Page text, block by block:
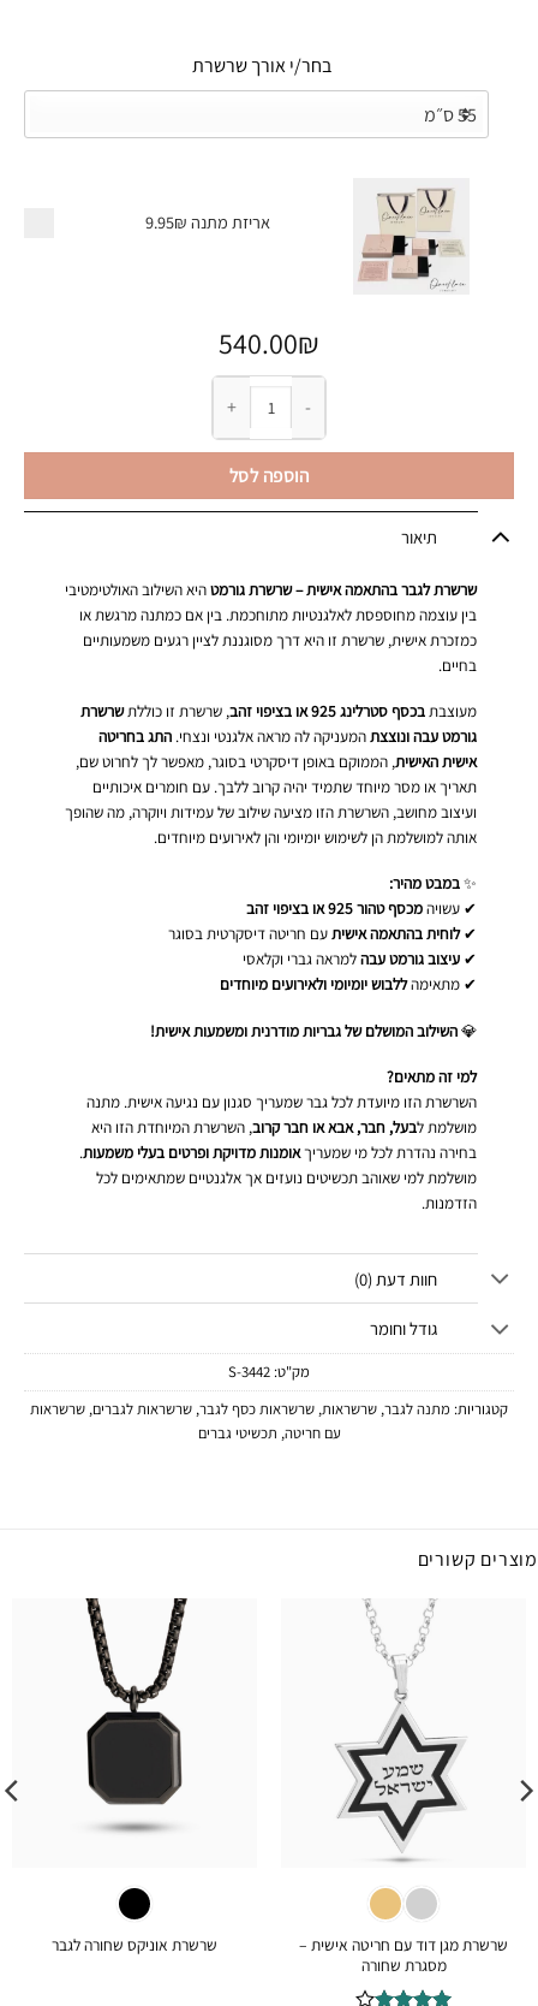
בחר/י אורך שרשרת
אריזת מתנה 9.95₪
540.00₪
כמות של שרשרת גורמט עבה לגבר עם תג בחריטה
הוספה לסל
תיאור
שרשרת לגבר בהתאמה אישית – שרשרת גורמטהיא השילוב האולטימטיבי
בין עוצמה מחוספסת לאלגנטיות מתוחכמת. בין אם כמתנה מרגשת או
כמזכרת אישית, שרשרת זו היא דרך מסוגננת לציין רגעים משמעותיים
בחיים.
מעוצבתבכסף סטרלינג 925 או בציפוי זהב , שרשרת זו כוללתשרשרת
גורמט עבה ונוצצתהמעניקה לה מראה אלגנטי ונצחי. התג בחריטה
אישית האישית, הממוקם באופן דיסקרטי בסוגר, מאפשר לך לחרוט שם,
תאריך או מסר מיוחד שתמיד יהיה קרוב ללבך. עם חומרים איכותיים
ועיצוב מחושב, השרשרת הזו מציעה שילוב של עמידות ויוקרה, מה שהופך
אותה למושלמת הן לשימוש יומיומי והן לאירועים מיוחדים.
✨במבט מהיר:
✔ עשויהמכסף טהור 925 או בציפוי זהב
✔לוחית בהתאמה אישיתעם חריטה דיסקרטית בסוגר
✔ עיצוב גורמט עבהלמראה גברי וקלאסי
✔ מתאימהללבוש יומיומי ולאירועים מיוחדים
💎השילוב המושלם של גבריות מודרנית ומשמעות אישית!
למי זה מתאים?
השרשרת הזו מיועדת לכל גבר שמעריך סגנון עם נגיעה אישית. מתנה
מושלמת לבעל, חבר, אבא או חבר קרוב, השרשרת המיוחדת הזו היא
בחירה נהדרת לכל מי שמעריךאומנות מדויקת ופרטים בעלי משמעות.
מושלמת למי שאוהב תכשיטים נועזים אך אלגנטיים שמתאימים לכל
הזדמנות.
חוות דעת (0)
גודל וחומר
מק"ט: 3442-S
קטגוריות: מתנה לגבר, שרשראות, שרשראות כסף לגבר, שרשראות לגברים, שרשראות
עם חריטה, תכשיטי גברים
מוצרים קשורים
שרשרת מגן דוד עם חריטה אישית –
מסגרת שחורה
שרשרת אוניקס שחורה לגבר